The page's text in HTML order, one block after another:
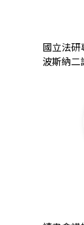
國立法
波斯納